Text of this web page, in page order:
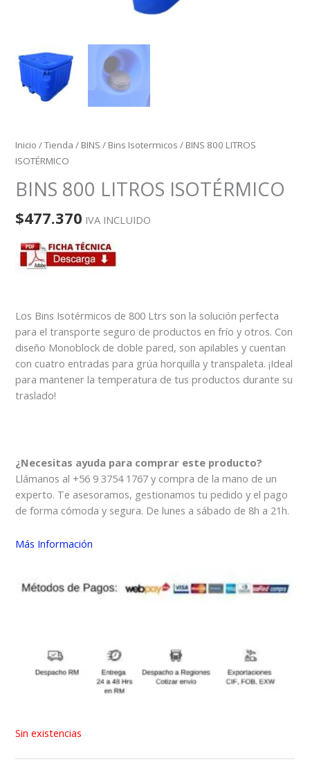
Inicio /Tienda / BINS / Bins Isotermicos / BINS 800 LITROS
ISOTÉRMICO
BINS 800 LITROS ISOTÉRMICO
$477.370 IVA INCLUIDO
Los Bins Isotérmicos de 800 Ltrs son la solución perfecta
para el transporte seguro de productos en frío y otros. Con
diseño Monoblock de doble pared, son apilables y cuentan
con cuatro entradas para grúa horquilla y transpaleta. ¡Ideal
para mantener la temperatura de tus productos durante su
traslado!
¿Necesitas ayuda para comprar este producto?
Llámanos al +56 9 3754 1767 y compra de la mano de un
experto. Te asesoramos, gestionamos tu pedido y el pago
de forma cómoda y segura. De lunes a sábado de 8h a 21h.
Más Información
Sin existencias